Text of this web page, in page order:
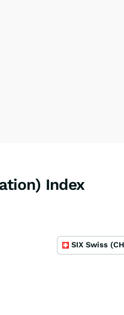
Index
SIX Swiss